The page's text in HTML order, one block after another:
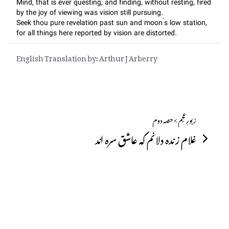
Mind, that is ever questing, and finding, without resting, fired
by the joy of viewing was vision still pursuing.
Seek thou pure revelation past sun and moon’s low station,
for all things here reported by vision are distorted.
English Translation by: Arthur J Arberry
زبورِعجم > حصہ دوم
غلام زندہ دلانم کہ عاشق سرہ اند